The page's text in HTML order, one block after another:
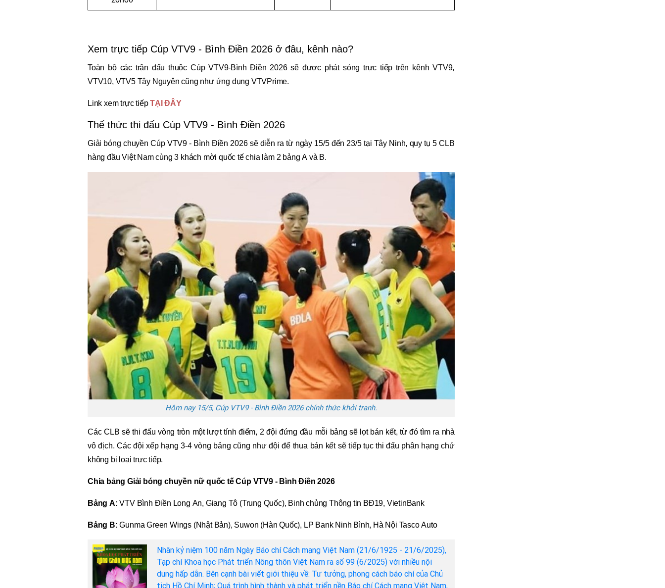
Xem trực tiếp Cúp VTV9 - Bình Điền 2026 ở đâu, kênh nào?
Toàn bộ các trận đấu thuộc Cúp VTV9-Bình Điền 2026 sẽ được phát sóng trực tiếp trên kênh VTV9,
VTV10, VTV5 Tây Nguyên cũng như ứng dụng VTVPrime.
Link xem trực tiếpTẠI ĐÂY
Thể thức thi đấu Cúp VTV9 - Bình Điền 2026
Giải bóng chuyền Cúp VTV9 - Bình Điền 2026 sẽ diễn ra từ ngày 15/5 đến 23/5 tại Tây Ninh, quy tụ 5 CLB
hàng đầu Việt Nam cùng 3 khách mời quốc tế chia làm 2 bảng A và B.
Hôm nay 15/5, Cúp VTV9 - Bình Điền 2026 chính thức khởi tranh.
Các CLB sẽ thi đấu vòng tròn một lượt tính điểm, 2 đội đứng đầu mỗi bảng sẽ lọt bán kết, từ đó tìm ra nhà
vô địch. Các đội xếp hạng 3-4 vòng bảng cũng như đội để thua bán kết sẽ tiếp tục thi đấu phân hạng chứ
không bị loại trực tiếp.
Chia bảng Giải bóng chuyền nữ quốc tế Cúp VTV9 - Bình Điền 2026
Bảng A: VTV Bình Điền Long An, Giang Tô (Trung Quốc), Binh chủng Thông tin BĐ19, VietinBank
Bảng B: Gunma Green Wings (Nhật Bản), Suwon (Hàn Quốc), LP Bank Ninh Bình, Hà Nội Tasco Auto
Nhân kỷ niệm 100 năm Ngày Báo chí Cách mạng Việt Nam (21/6/1925 - 21/6/2025),
Tạp chí Khoa học Phát triển Nông thôn Việt Nam ra số 99 (6/2025) với nhiều nội
dung hấp dẫn. Bên cạnh bài viết giới thiệu về: Tư tưởng, phong cách báo chí của Chủ
tịch Hồ Chí Minh; Quá trình hình thành và phát triển nền Báo chí Cách mạng Việt Nam,